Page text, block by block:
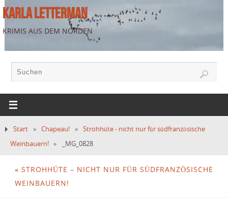
KARLA LETTERMAN
KRIMIS AUS DEM NORDEN
Start » Chapeau! » Strohhüte - nicht nur für südfranzösische
Weinbauern! » _MG_0828
« STROHHÜTE – NICHT NUR FÜR SÜDFRANZÖSISCHE
WEINBAUERN!